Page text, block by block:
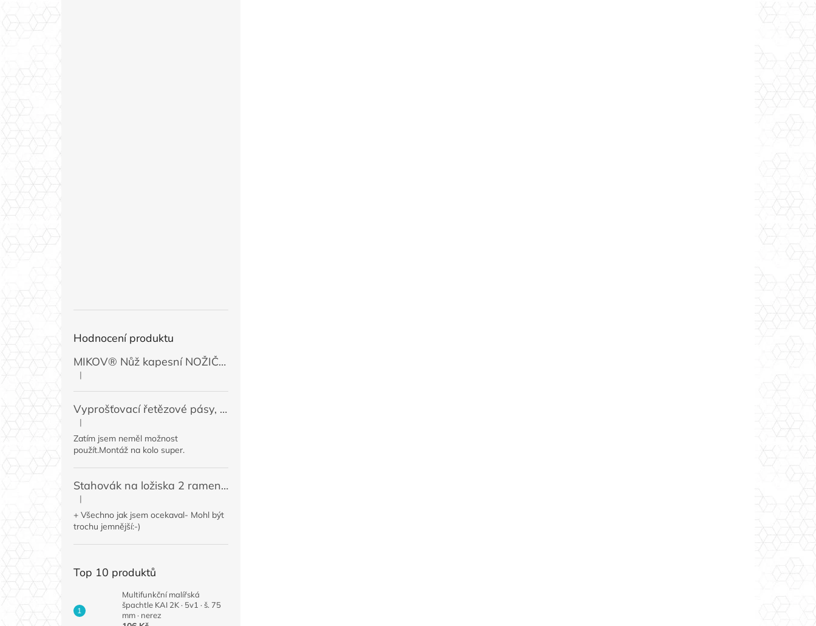
Hodnocení produktu
MIKOV® Nůž kapesní NOŽIČKA 131-NZn-1 zavírací, 74 mm
Hodnocení produktu je 5 z 5 hvězdiček.
|
Vyprošťovací řetězové pásy, 2 ks
Hodnocení produktu je 5 z 5 hvězdiček.
|
Zatím jsem neměl možnost
použít.Montáž na kolo super.
Stahovák na ložiska 2 ramenný MINI 50 / 60 mm
Hodnocení produktu je 4 z 5 hvězdiček.
|
+ Všechno jak jsem ocekaval- Mohl být
trochu jemnější:-)
Top 10 produktů
Multifunkční malířská
špachtle KAI 2K · 5v1 · š. 75
mm · nerez